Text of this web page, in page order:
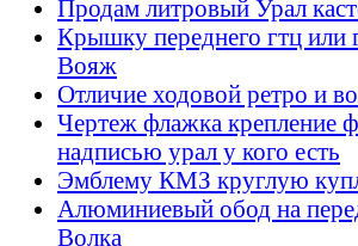
Продам литровый Урал
Крышку переднего гтц или
Вояж
Отличие ходовой ретро и
Чертеж флажка крепление
надписью урал у кого есть
Эмблему КМЗ круглую
Алюминиевый обод на
Волка